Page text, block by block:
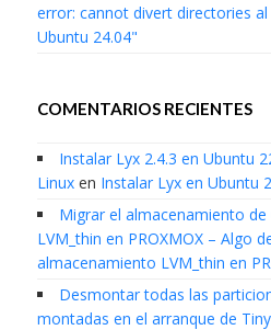
error: cannot divert directories
Ubuntu 24.04"
COMENTARIOS RECIENTES
Instalar Lyx 2.4.3 en Ubuntu
Linuxen Instalar Lyx en Ubuntu
Migrar el almacenamiento
LVM_thin en PROXMOX – Algo
almacenamiento LVM_thin en
Desmontar todas las
montadas en el arranque de